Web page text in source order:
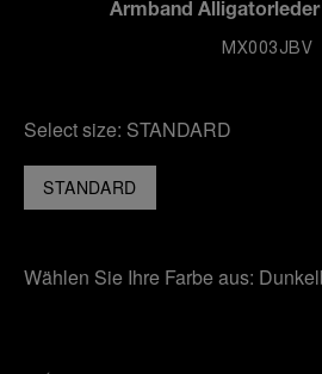
Armband
MX003JBV
Select size: STANDARD
STANDARD
Wählen Sie Ihre Farbe aus: